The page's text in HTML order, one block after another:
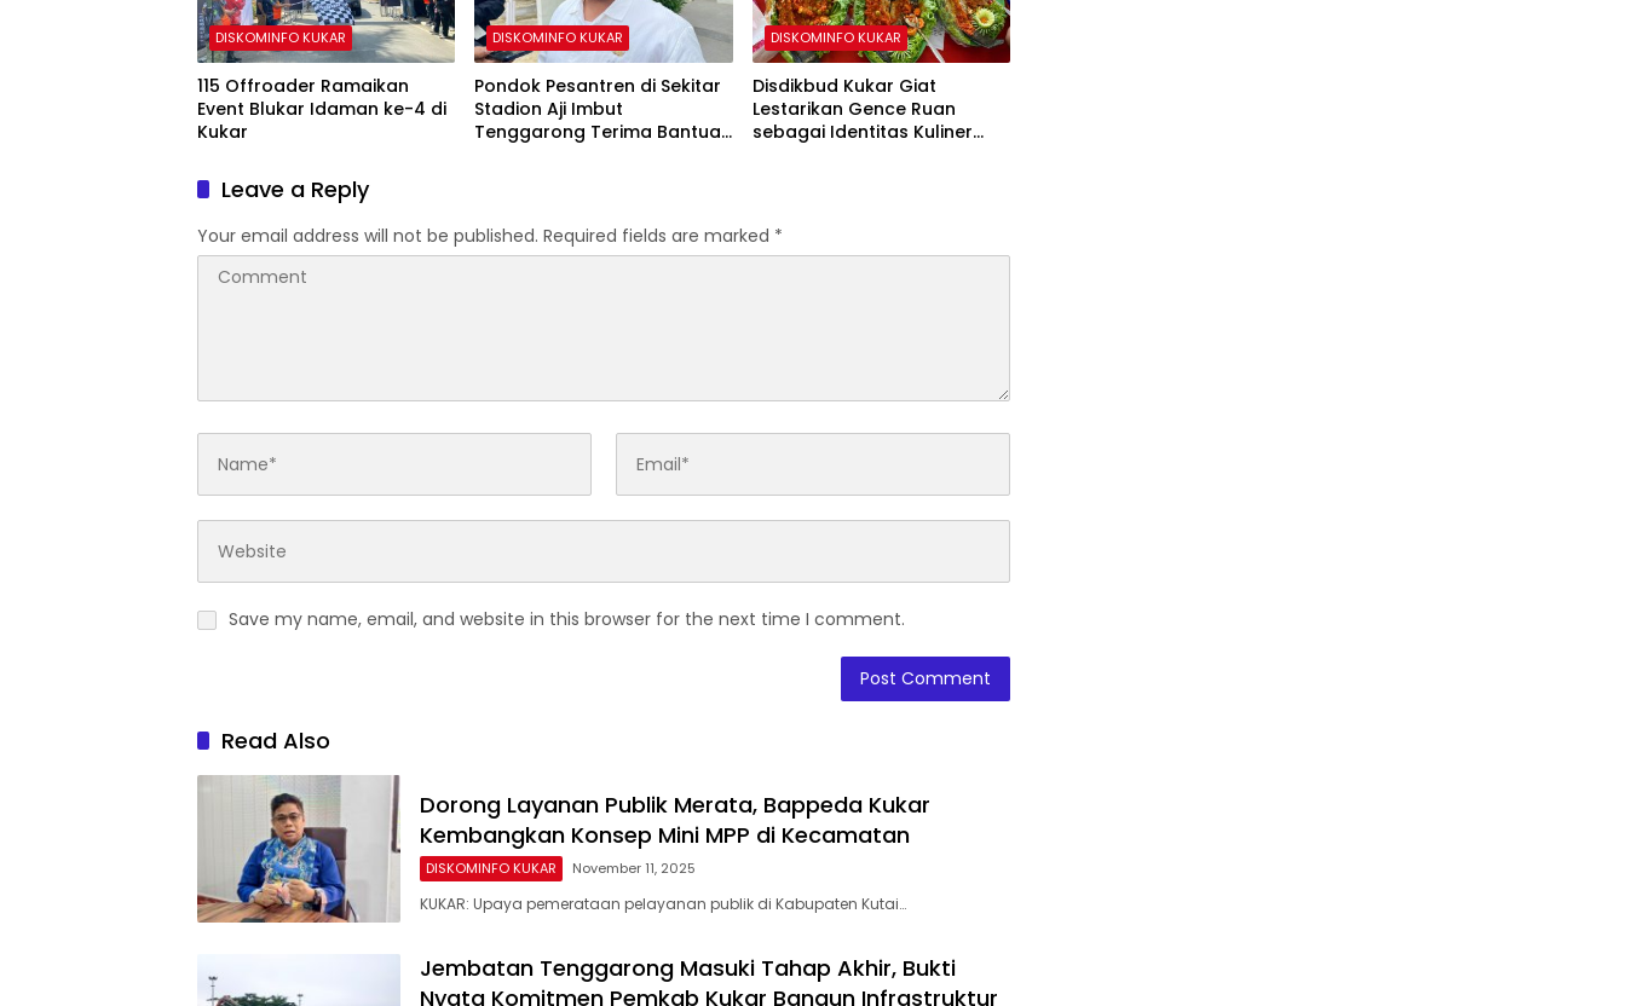
DISKOMINFO KUKAR
115 Offroader Ramaikan
Event Blukar Idaman ke-4 di
Kukar
DISKOMINFO KUKAR
Pondok Pesantren di Sekitar
Stadion Aji Imbut
Tenggarong Terima Bantuan
DISKOMINFO KUKAR
Disdikbud Kukar Giat
Lestarikan Gence Ruan
sebagai Identitas Kuliner
Leave a Reply
Your email address will not be published. Required fields are marked *
Save my name, email, and website in this browser for the next time I comment.
Read Also
Dorong Layanan Publik Merata, Bappeda Kukar
Kembangkan Konsep Mini MPP di Kecamatan
DISKOMINFO KUKAR November 11, 2025
KUKAR: Upaya pemerataan pelayanan publik di Kabupaten Kutai…
Jembatan Tenggarong Masuki Tahap Akhir, Bukti
Nyata Komitmen Pemkab Kukar Bangun Infrastruktur